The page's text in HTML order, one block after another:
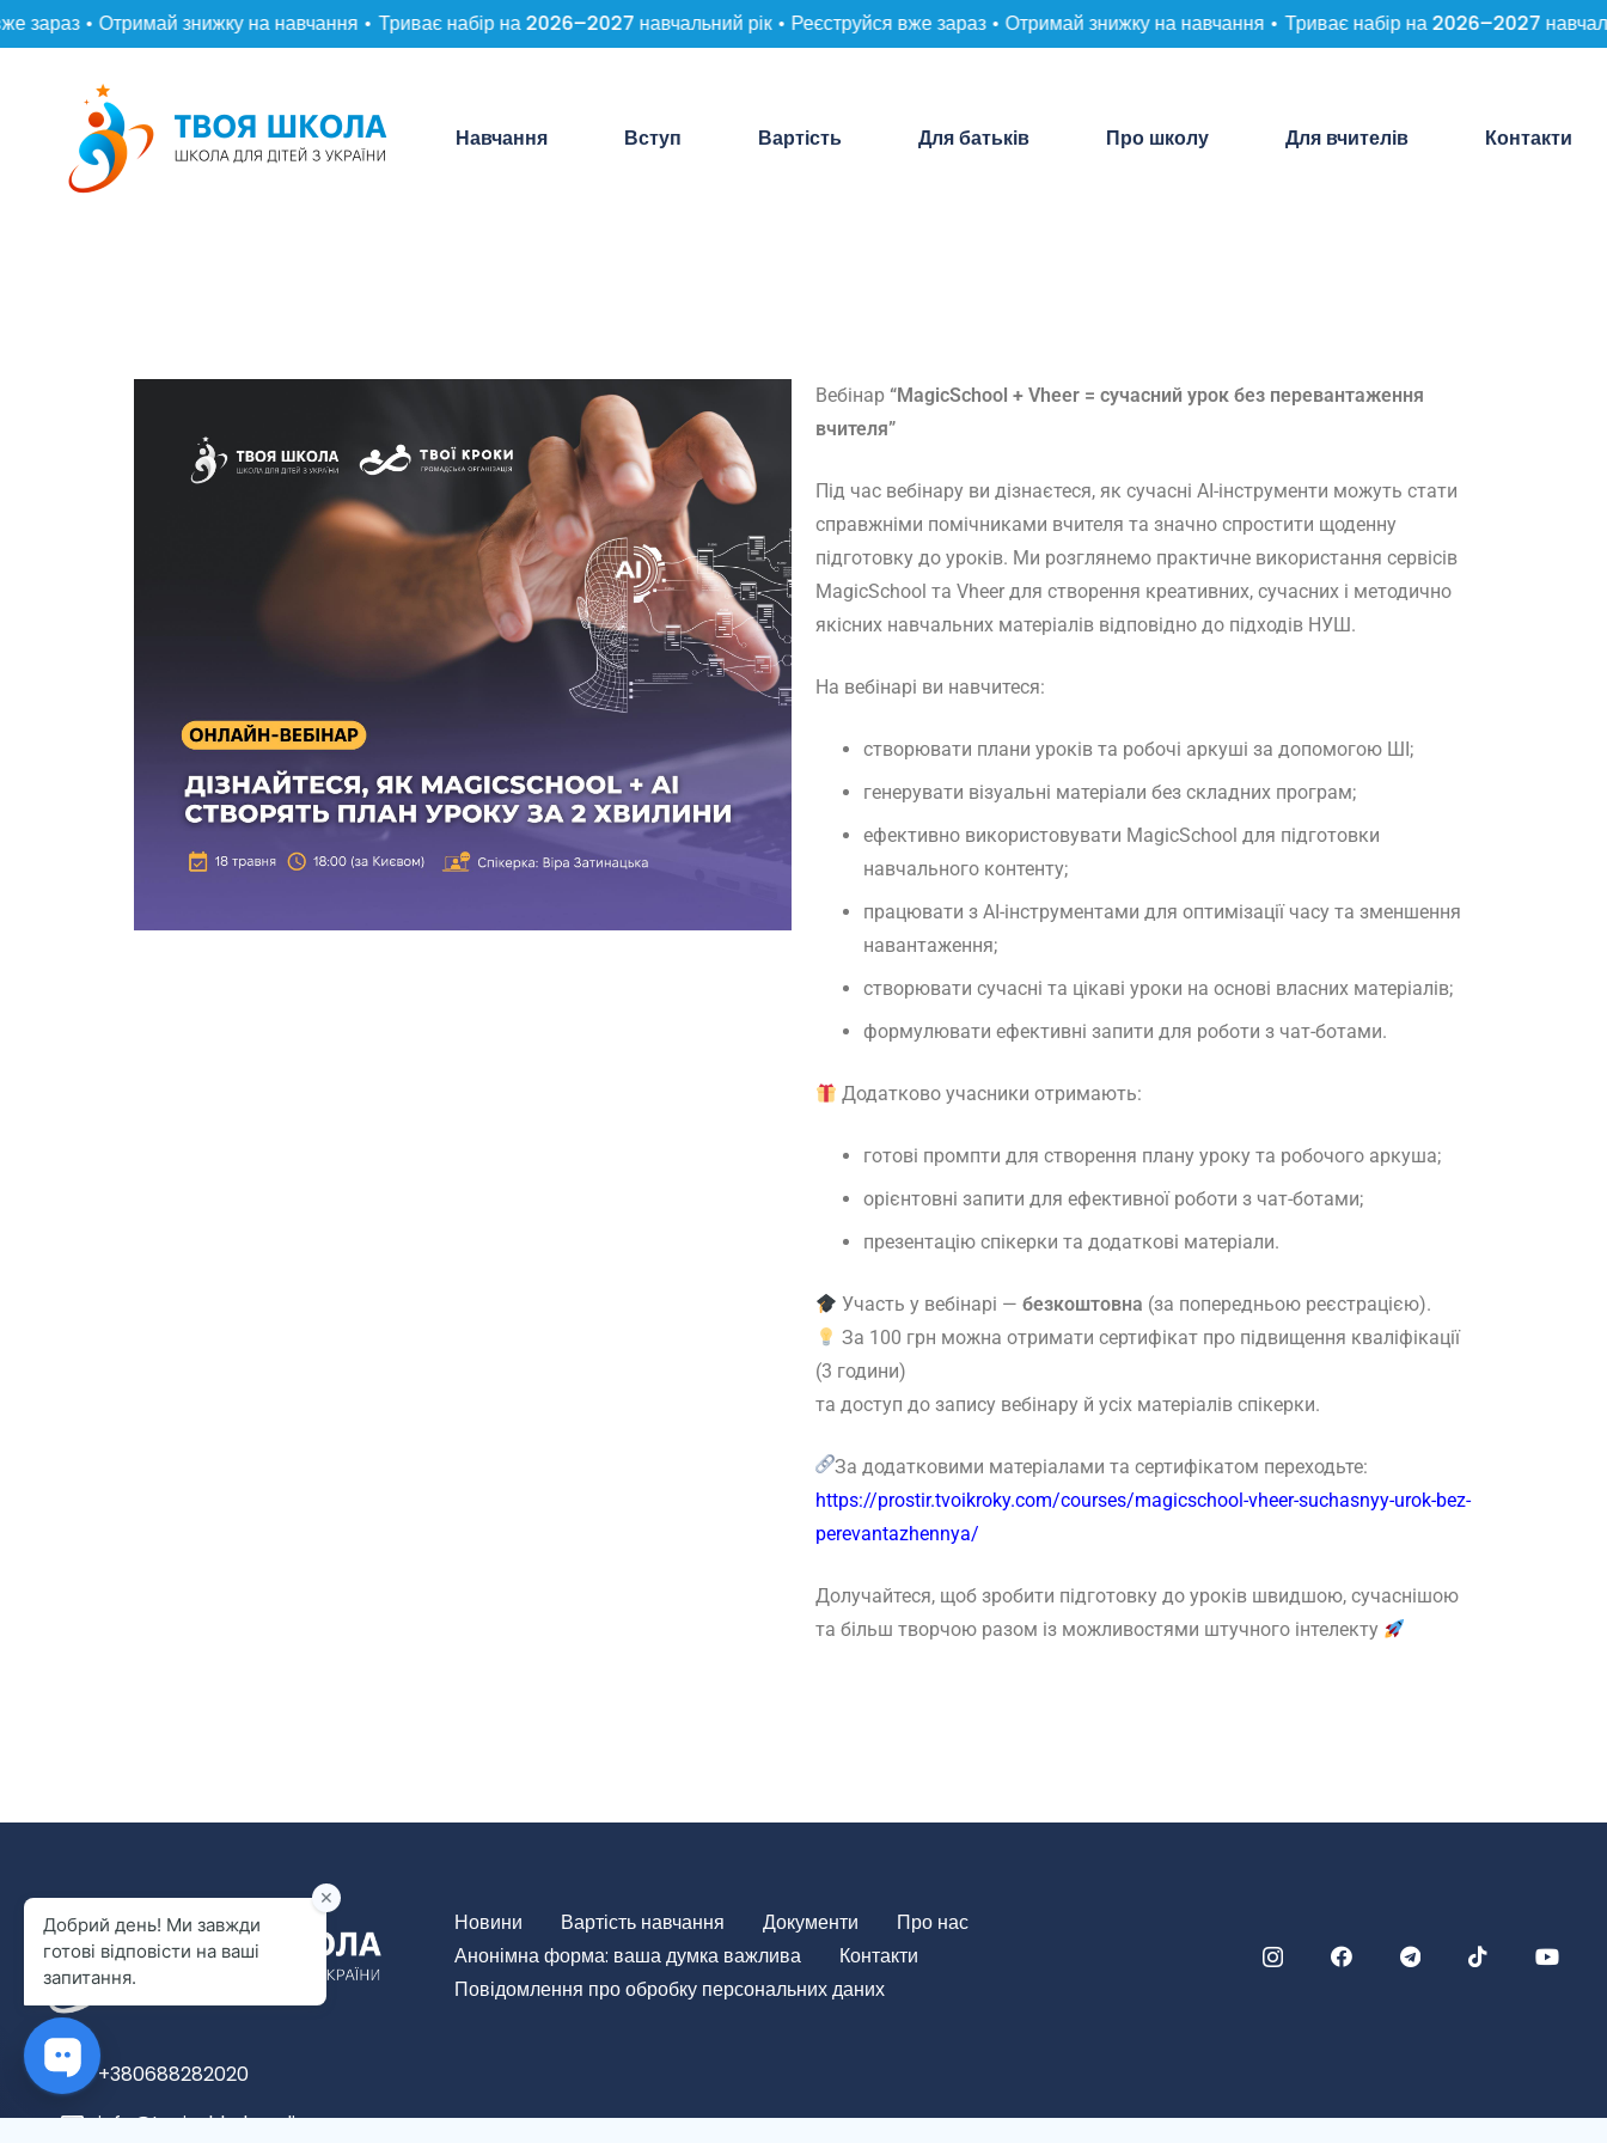
• Отримай знижку на навчання • Триває набір на 2026–2027 навчальний рік • Реєструйся вже зараз • Отримай знижку на навчання • Триває набір на 2026–2027
Навчання Вступ Вартість Для батьків Про школу Для вчителів Контакти
Вебінар “MagicSchool + Vheer = сучасний урок без перевантаження
вчителя”
Під час вебінару ви дізнаєтеся, як сучасні AI-інструменти можуть стати
справжніми помічниками вчителя та значно спростити щоденну
підготовку до уроків. Ми розглянемо практичне використання сервісів
MagicSchool та Vheer для створення креативних, сучасних і методично
якісних навчальних матеріалів відповідно до підходів НУШ.
На вебінарі ви навчитеся:
створювати плани уроків та робочі аркуші за допомогою ШІ;
генерувати візуальні матеріали без складних програм;
ефективно використовувати MagicSchool для підготовки
навчального контенту;
працювати з AI-інструментами для оптимізації часу та зменшення
навантаження;
створювати сучасні та цікаві уроки на основі власних матеріалів;
формулювати ефективні запити для роботи з чат-ботами.
Додатково учасники отримають:
готові промпти для створення плану уроку та робочого аркуша;
орієнтовні запити для ефективної роботи з чат-ботами;
презентацію спікерки та додаткові матеріали.
Участь у вебінарі —безкоштовна (за попередньою реєстрацією).
За 100 грн можна отримати сертифікат про підвищення кваліфікації
(3 години)
та доступ до запису вебінару й усіх матеріалів спікерки.
За додатковими матеріалами та сертифікатом переходьте:
https://prostir.tvoikroky.com/courses/magicschool-vheer-suchasnyy-urok-bez-
perevantazhennya/
Долучайтеся, щоб зробити підготовку до уроків швидшою, сучаснішою
та більш творчою разом із можливостями штучного інтелекту
Новини Вартість навчання Документи
Про нас
Анонімна форма: ваша думка важлива
Контакти
Повідомлення про обробку персональних даних
+380688282020
info@tvoiashkola.online